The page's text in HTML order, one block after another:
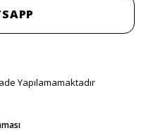
Yapılamamaktadır